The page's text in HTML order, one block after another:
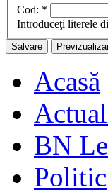
Cod: *
Introduceţi literele
Acasă
BN
Politic